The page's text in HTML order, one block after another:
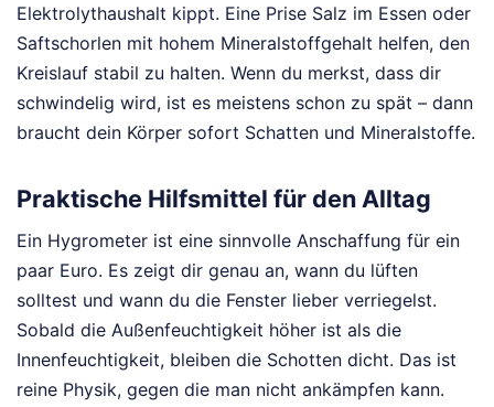
Elektrolythaushalt kippt. Eine Prise Salz im Essen oder
Saftschorlen mit hohem Mineralstoffgehalt helfen, den
Kreislauf stabil zu halten. Wenn du merkst, dass dir
schwindelig wird, ist es meistens schon zu spät – dann
braucht dein Körper sofort Schatten und Mineralstoffe.
Praktische Hilfsmittel für den Alltag
Ein Hygrometer ist eine sinnvolle Anschaffung für ein
paar Euro. Es zeigt dir genau an, wann du lüften
solltest und wann du die Fenster lieber verriegelst.
Sobald die Außenfeuchtigkeit höher ist als die
Innenfeuchtigkeit, bleiben die Schotten dicht. Das ist
reine Physik, gegen die man nicht ankämpfen kann.